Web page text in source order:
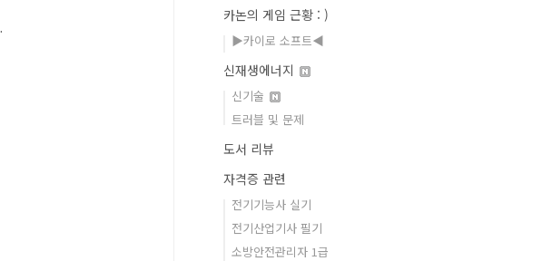
카논의 게임 근황 : )
▶카이로 소프트◀
신재생에너지
신기술
트러블 및 문제
도서 리뷰
자격증 관련
전기기능사 실기
전기산업기사 필기
소방안전관리자 1급